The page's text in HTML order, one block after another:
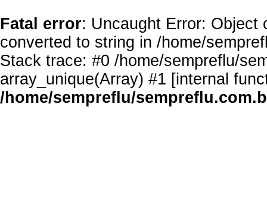
Fatal error: Uncaught Error: Object
converted to string in /home/
Stack trace: #0 /home/sempreflu/
array_unique(Array) #1 [internal
/home/sempreflu/